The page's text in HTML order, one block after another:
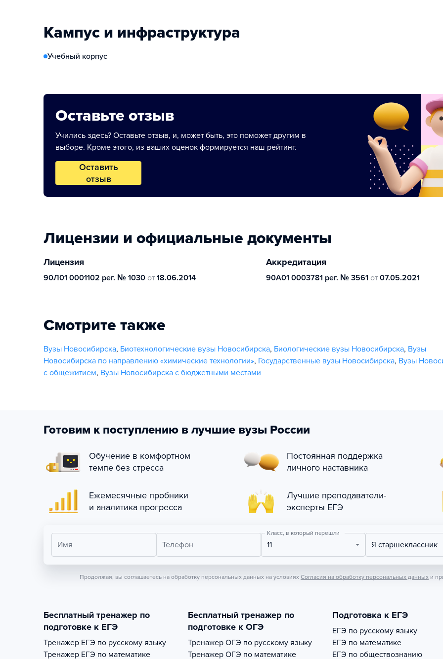
Кампус и инфраструктура
Учебный корпус
Оставьте отзыв
Учились здесь? Оставьте отзыв, и, может быть, это поможет другим в
выборе. Кроме этого, из ваших оценок формируется наш рейтинг.
Оставить
отзыв
Лицензии и официальные документы
Лицензия
90Л01 0001102 рег. № 1030 от 18.06.2014
Аккредитация
90А01 0003781 рег. № 3561 от 07.05.2021
Смотрите также
Вузы Новосибирска, Биотехнологические вузы Новосибирска, Биологические вузы Новосибирска, Вузы
Новосибирска по направлению «химические технологии», Государственные вузы Новосибирска, Вузы
с общежитием, Вузы Новосибирска с бюджетными местами
Готовим к поступлению в лучшие вузы России
Обучение в комфортном
темпе без стресса
Постоянная поддержка
личного наставника
Ежемесячные пробники
и аналитика прогресса
Лучшие преподаватели-
эксперты ЕГЭ
Имя Телефон
Класс, в который перешли
11 Я старшеклассник
Продолжая, вы соглашаетесь на обработку персональных данных на условиях Согласия на обработку персональных данных и
Бесплатный тренажер по
подготовке к ЕГЭ
Тренажер ЕГЭ по русскому языку
Тренажер ЕГЭ по математике
Бесплатный тренажер по
подготовке к ОГЭ
Тренажер ОГЭ по русскому языку
Тренажер ОГЭ по математике
Подготовка к ЕГЭ
ЕГЭ по русскому языку
ЕГЭ по математике
ЕГЭ по обществознанию